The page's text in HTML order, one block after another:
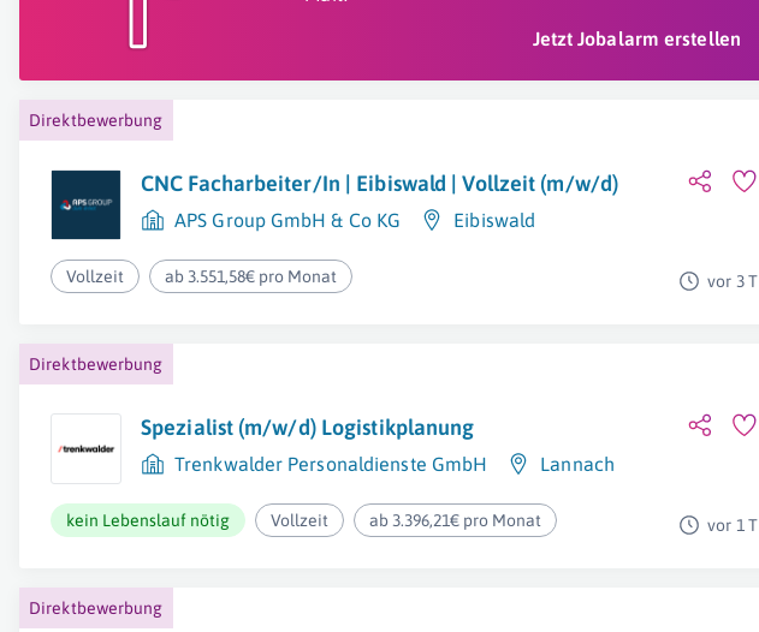
Jetzt Jobalarm erstellen
Direktbewerbung
CNC Facharbeiter/In | Eibiswald | Vollzeit (m/w/d)
APS Group GmbH & Co KG Eibiswald
Vollzeit ab 3.551,58€ pro Monat vor 3 T
Direktbewerbung
Spezialist (m/w/d) Logistikplanung
Trenkwalder Personaldienste GmbH Lannach
kein Lebenslauf nötig Vollzeit ab 3.396,21€ pro Monat vor 1 T
Direktbewerbung